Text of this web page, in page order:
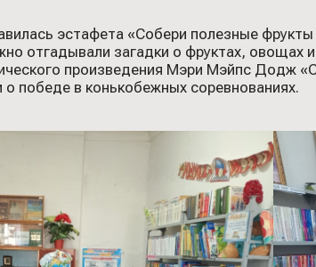
эстафета «Собери полезные
отгадывали загадки о фруктах,
произведения Мэри Мэйпс Додж
о победе в конькобежных соревнованиях.